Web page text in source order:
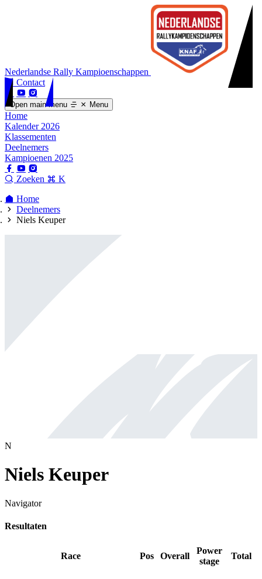
Nederlandse Rally Kampioenschappen
Contact
Open main menu Menu
Home
Kalender 2026
Klassementen
Deelnemers
Kampioenen 2025
Zoeken
K
Home
Deelnemers
Niels Keuper
N
Niels Keuper
Navigator
Resultaten
Race Pos Overall
Power
stage
Total